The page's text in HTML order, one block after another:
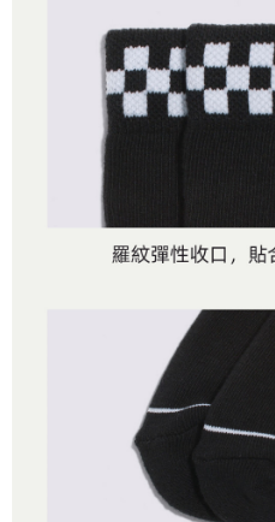
４．使用「AFTEE先享後付」時，將
時審查核予不同之上限額度；若仍有
請求用戶進行身份認證。
５．嚴禁一人註冊多個帳號或使用他
恩沛科技股份有限公司將有權停止該